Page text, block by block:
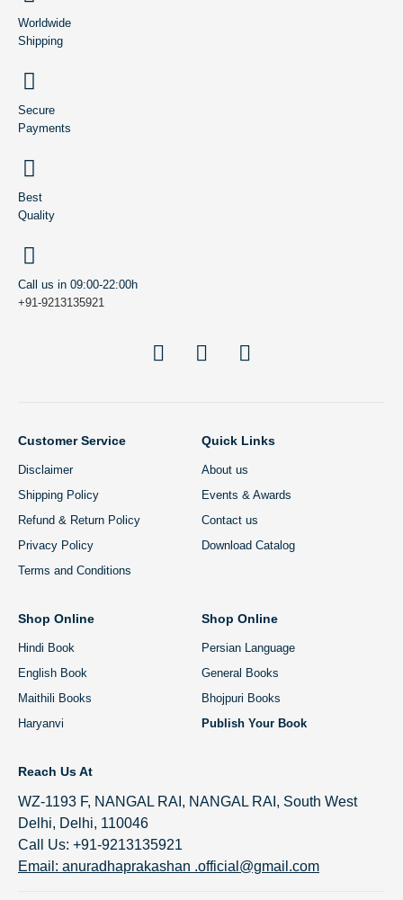
Worldwide
Shipping
Secure
Payments
Best
Quality
Call us in 09:00-22:00h
+91-9213135921
Customer Service
Disclaimer
Shipping Policy
Refund & Return Policy
Privacy Policy
Terms and Conditions
Quick Links
About us
Events & Awards
Contact us
Download Catalog
Shop Online
Hindi Book
English Book
Maithili Books
Haryanvi
Shop Online
Persian Language
General Books
Bhojpuri Books
Publish Your Book
Reach Us At
WZ-1193 F, NANGAL RAI, NANGAL RAI, South West
Delhi, Delhi, 110046
Call Us: +91-9213135921
Email: anuradhaprakashan .official@gmail.com